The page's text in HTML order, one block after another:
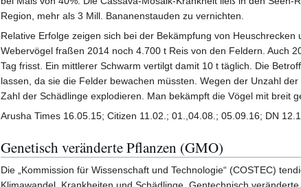
Region, mehr als 3 Mill. Bananenstauden zu vernichten.
Relative Erfolge zeigen sich bei der Bekämpfung von
Webervögel fraßen 2014 noch 4.700 t Reis von den Feldern. Auch
Tag frisst. Ein mittlerer Schwarm vertilgt damit 10 t täglich. Die
lassen, da sie die Felder bewachen müssten. Wegen der Unzahl
Zahl der Schädlinge explodieren. Man bekämpft die Vögel mit breit
Arusha Times 16.05.15; Citizen 11.02.; 01.,04.08.; 05.09.16; DN
Genetisch veränderte Pflanzen (GMO)
Die „Kommission für Wissenschaft und Technologie“ (COSTEC)